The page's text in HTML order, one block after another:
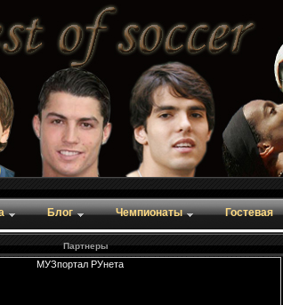
Блог Чемпионаты Гостевая
Партнеры